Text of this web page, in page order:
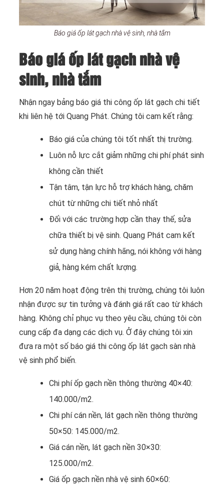
Báo giá ốp lát gạch nhà vệ sinh, nhà tắm
Báo giá ốp lát gạch nhà vệ
sinh, nhà tắm
Nhận ngay bảng báo giá thi công ốp lát gạch chi tiết
khi liên hệ tới Quang Phát. Chúng tôi cam kết rằng:
Báo giá của chúng tôi tốt nhất thị trường.
Luôn nỗ lực cắt giảm những chi phí phát sinh
không cần thiết
Tận tâm, tận lực hỗ trợ khách hàng, chăm
chút từ những chi tiết nhỏ nhất
Đối với các trường hợp cần thay thế, sửa
chữa thiết bị vệ sinh. Quang Phát cam kết
sử dụng hàng chính hãng, nói không với hàng
giả, hàng kém chất lượng.
Hơn 20 năm hoạt động trên thị trường, chúng tôi luôn
nhận được sự tin tưởng và đánh giá rất cao từ khách
hàng. Không chỉ phục vụ theo yêu cầu, chúng tôi còn
cung cấp đa dạng các dịch vụ. Ở đây chúng tôi xin
đưa ra một số báo giá thi công ốp lát gạch sàn nhà
vệ sinh phổ biến.
Chi phí ốp gạch nền thông thường 40×40:
140.000/m2.
Chi phí cán nền, lát gạch nền thông thường
50×50: 145.000/m2.
Giá cán nền, lát gạch nền 30×30:
125.000/m2.
Giá ốp gạch nền nhà vệ sinh 60×60: